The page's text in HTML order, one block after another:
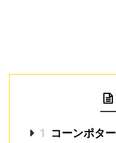
1
コーンポタ